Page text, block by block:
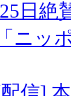
日絶
「ニッ